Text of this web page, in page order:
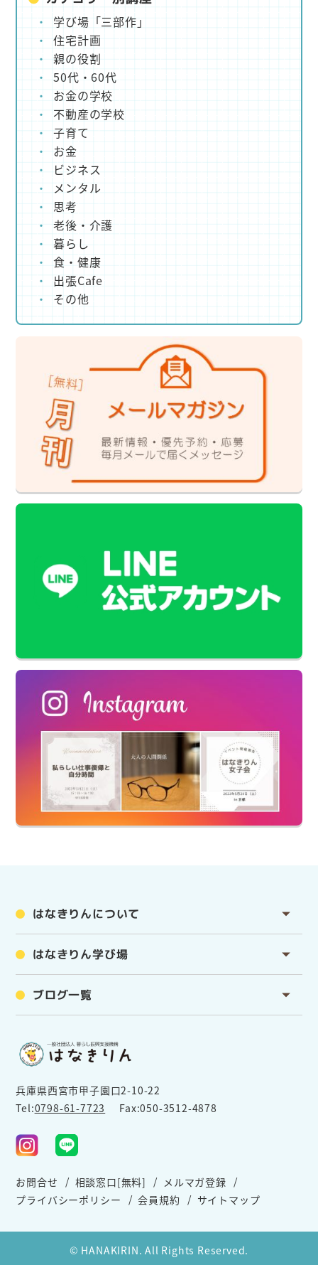
学び場「三部作」
住宅計画
親の役割
50代・60代
お金の学校
不動産の学校
子育て
お金
ビジネス
メンタル
思考
老後・介護
暮らし
食・健康
出張Cafe
その他
はなきりんについて
はなきりん学び場
ブログ一覧
兵庫県西宮市甲子園口2-10-22
Tel:0798-61-7723 Fax:050-3512-4878
お問合せ 相談窓口[無料]
メルマガ登録
プライバシーポリシー
会員規約 サイトマップ
© HANAKIRIN. All Rights Reserved.